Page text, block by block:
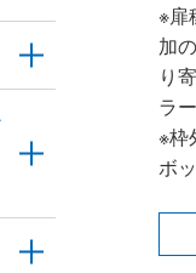
※扉
加
り
ラ
※枠
ボ